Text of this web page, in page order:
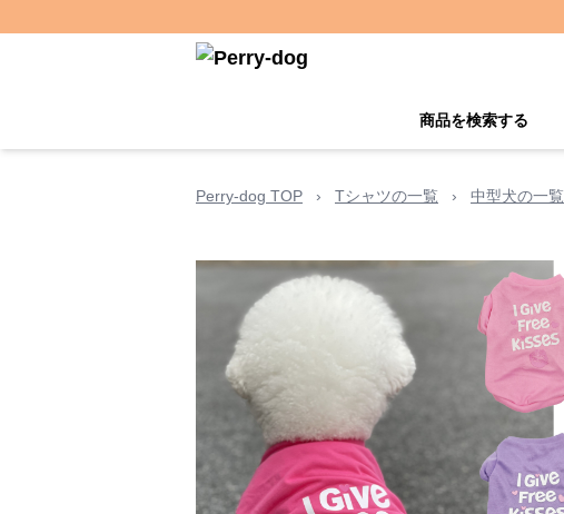
商品を検索する
Perry-dog TOP › Tシャツの一覧 › 中型犬の一覧